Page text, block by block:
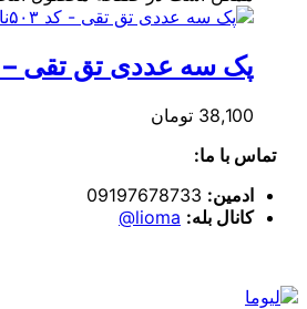
پک سه عددی تق تقی – کد
38,100 تومان
تماس با ما:
ادمین:
کانال بله: lioma@